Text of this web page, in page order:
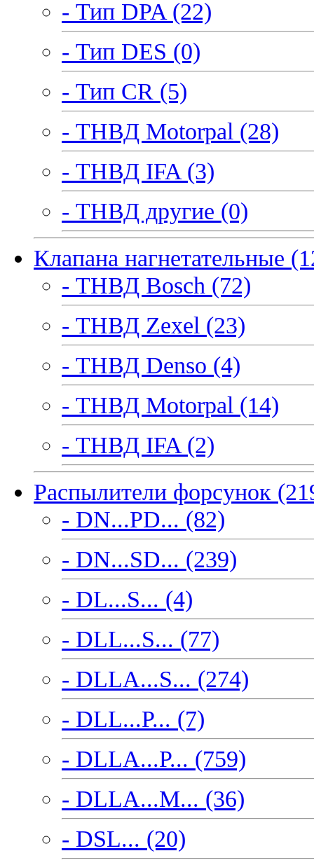
- Тип DPA (22)
- Тип DES (0)
- Тип CR (5)
- ТНВД Motorpal (28)
- ТНВД IFA (3)
- ТНВД другие (0)
Клапана нагнетательные
- ТНВД Bosch (72)
- ТНВД Zexel (23)
- ТНВД Denso (4)
- ТНВД Motorpal (14)
- ТНВД IFA (2)
Распылители форсунок
- DN...PD... (82)
- DN...SD... (239)
- DL...S... (4)
- DLL...S... (77)
- DLLA...S... (274)
- DLL...P... (7)
- DLLA...P... (759)
- DLLA...M... (36)
- DSL... (20)